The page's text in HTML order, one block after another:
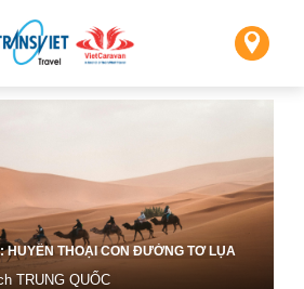
HUYỀN THOẠI CON ĐƯỜNG TƠ LỤA
TRUNG QUỐC